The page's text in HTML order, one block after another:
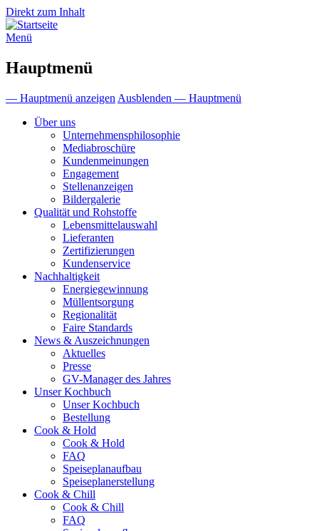
Direkt zum Inhalt
Menü
Hauptmenü
— Hauptmenü anzeigen Ausblenden — Hauptmenü
Über uns
Unternehmensphilosophie
Mediabroschüre
Kundenmeinungen
Engagement
Stellenanzeigen
Bildergalerie
Qualität und Rohstoffe
Lebensmittelauswahl
Lieferanten
Zertifizierungen
Kundenservice
Nachhaltigkeit
Energiegewinnung
Müllentsorgung
Regionalität
Faire Standards
News & Auszeichnungen
Aktuelles
Presse
GV-Manager des Jahres
Unser Kochbuch
Unser Kochbuch
Bestellung
Cook & Hold
Cook & Hold
FAQ
Speiseplanaufbau
Speiseplanerstellung
Cook & Chill
Cook & Chill
FAQ